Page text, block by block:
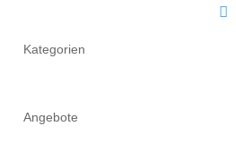
Kategorien
Angebote